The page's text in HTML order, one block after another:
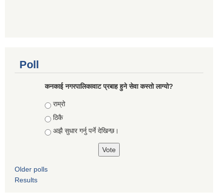
Poll
कनकाई नगरपालिकावाट प्रबाह हुने सेवा कस्तो लाग्यो?
Choices
राम्रो
ठिकै
अझै सुधार गर्नु पर्ने देखिन्छ।
Older polls
Results